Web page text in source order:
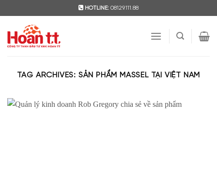
to
content
HOTLINE: 08129.111.88
TAG ARCHIVES: SẢN PHẨM MASSEL TẠI VIỆT NAM